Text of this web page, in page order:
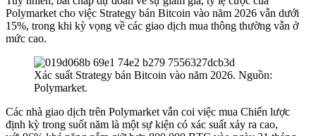
Polymarket cho việc Strategy bán Bitcoin vào năm 2026 vẫn dưới
15%, trong khi kỳ vọng về các giao dịch mua thông thường vẫn ở
mức cao.
Xác suất Strategy bán Bitcoin vào năm 2026. Nguồn:
Polymarket.
Các nhà giao dịch trên Polymarket vẫn coi việc mua Chiến lược
định kỳ trong suốt năm là một sự kiện có xác suất xảy ra cao,